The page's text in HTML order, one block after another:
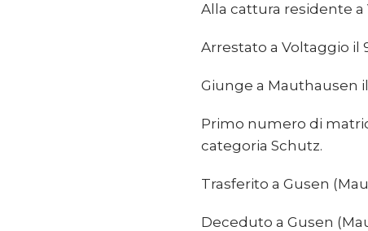
Alla cattura residente a
Arrestato a Voltaggio il
Giunge a Mauthausen il
Primo numero di
categoria Schutz.
Trasferito a Gusen
Deceduto a Gusen